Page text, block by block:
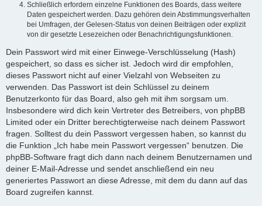
Schließlich erfordern einzelne Funktionen des Boards, dass weitere
Daten gespeichert werden. Dazu gehören dein Abstimmungsverhalten
bei Umfragen, der Gelesen-Status von deinen Beiträgen oder explizit
von dir gesetzte Lesezeichen oder Benachrichtigungsfunktionen.
Dein Passwort wird mit einer Einwege-Verschlüsselung (Hash)
gespeichert, so dass es sicher ist. Jedoch wird dir empfohlen,
dieses Passwort nicht auf einer Vielzahl von Webseiten zu
verwenden. Das Passwort ist dein Schlüssel zu deinem
Benutzerkonto für das Board, also geh mit ihm sorgsam um.
Insbesondere wird dich kein Vertreter des Betreibers, von phpBB
Limited oder ein Dritter berechtigterweise nach deinem Passwort
fragen. Solltest du dein Passwort vergessen haben, so kannst du
die Funktion „Ich habe mein Passwort vergessen“ benutzen. Die
phpBB-Software fragt dich dann nach deinem Benutzernamen und
deiner E-Mail-Adresse und sendet anschließend ein neu
generiertes Passwort an diese Adresse, mit dem du dann auf das
Board zugreifen kannst.